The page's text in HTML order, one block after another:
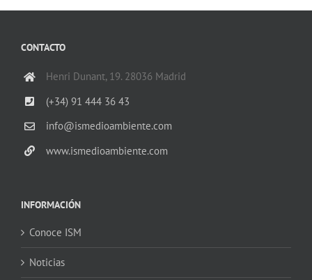
CONTACTO
Henri Dunant, 19. 28036 Madrid
(+34) 91 444 36 43
info@ismedioambiente.com
www.ismedioambiente.com
INFORMACIÓN
Conoce ISM
Noticias